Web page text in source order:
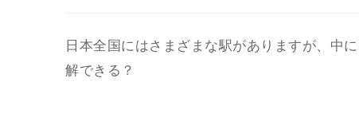
日本全国にはさまざまな駅がありますが、中
解できる？